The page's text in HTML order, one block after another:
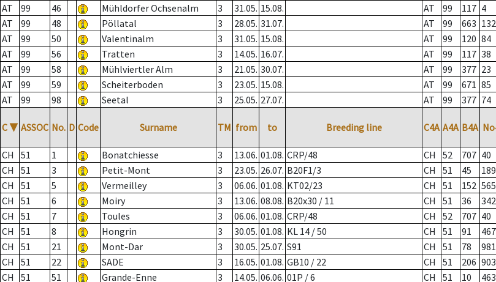
AT
99 46 Mühldorfer Ochsenalm 3 31.05. 15.08. AT 99 117 4
AT
99 48 Pöllatal 3 28.05. 31.07. AT 99 663 132
AT
99 50 Valentinalm 3 31.05. 15.08. AT 99 120 84
AT
99 56 Tratten 3 14.05. 16.07. AT 99 117 38
AT
99 58 Mühlviertler Alm 3 21.05. 30.07. AT 99 377 23
AT
99 59 Scheiterboden 3 23.05. 15.08. AT 99 671 85
AT
99 98 Seetal 3 25.05. 27.07. AT 99 377 74
C ▼ ASSOC No. D Code Surname TM from to Breeding line C4A A4A B4A
CH
51 1 Bonatchiesse 3 13.06. 01.08. CRP/48 CH 52 707 40
CH
51 3 Petit-Mont 3 23.05. 26.07. B20F1/3 CH 51 45
CH
51 5 Vermeilley 3 06.06. 01.08. KT02/23 CH 51 152
CH
51 6 Moiry 3 13.06. 08.08. B20x30 / 11 CH 51 36
CH
51 7 Toules 3 06.06. 01.08. CRP/48 CH 52 707 40
CH
51 8 Hongrin 3 30.05. 01.08. KL 14 / 50 CH 51 91
CH
51 21 Mont-Dar 3 30.05. 25.07. S91 CH 51 78
CH
51 22 SADE 3 16.05. 01.08. GB10 / 22 CH 51 206 903
CH
51 51 Grande-Enne 3 14.05. 06.06. 01P / 6 CH 51 10